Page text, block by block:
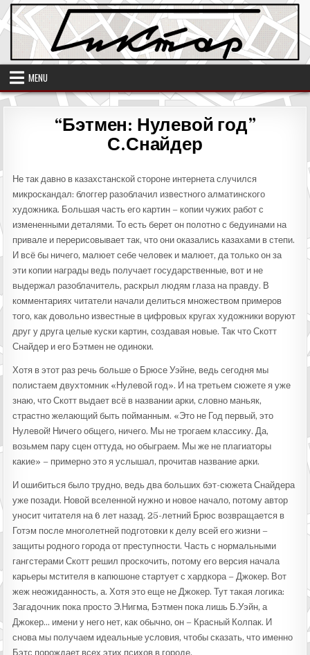
Skip
to
content
MENU
“Бэтмен: Нулевой год”
С.Снайдер
Не так давно в казахстанской стороне интернета случился
микроскандал: блоггер разоблачил известного алматинского
художника. Большая часть его картин – копии чужих работ с
измененными деталями. То есть берет он полотно с бедуинами на
привале и перерисовывает так, что они оказались казахами в степи.
И всё бы ничего, малюет себе человек и малюет, да только он за
эти копии награды ведь получает государственные, вот и не
выдержал разоблачитель, раскрыл людям глаза на правду. В
комментариях читатели начали делиться множеством примеров
того, как довольно известные в цифровых кругах художники воруют
друг у друга целые куски картин, создавая новые. Так что Скотт
Снайдер и его Бэтмен не одиноки.
Хотя в этот раз речь больше о Брюсе Уэйне, ведь сегодня мы
полистаем двухтомник «Нулевой год». И на третьем сюжете я уже
знаю, что Скотт выдает всё в названии арки, словно маньяк,
страстно желающий быть пойманным. «Это не Год первый, это
Нулевой! Ничего общего, ничего. Мы не трогаем классику. Да,
возьмем пару сцен оттуда, но обыграем. Мы же не плагиаторы
какие» – примерно это я услышал, прочитав название арки.
И ошибиться было трудно, ведь два больших бэт-сюжета Снайдера
уже позади. Новой вселенной нужно и новое начало, потому автор
уносит читателя на 6 лет назад. 25-летний Брюс возвращается в
Готэм после многолетней подготовки к делу всей его жизни –
защиты родного города от преступности. Часть с нормальными
гангстерами Скотт решил проскочить, потому его версия начала
карьеры мстителя в капюшоне стартует с хардкора – Джокер. Вот
жеж неожиданность, а. Хотя это еще не Джокер. Тут такая логика:
Загадочник пока просто Э.Нигма, Бэтмен пока лишь Б.Уэйн, а
Джокер… имени у него нет, как обычно, он – Красный Колпак. И
снова мы получаем идеальные условия, чтобы сказать, что именно
Бэтс порождает всех этих психов в городе.